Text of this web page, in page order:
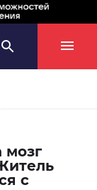
мозг
с